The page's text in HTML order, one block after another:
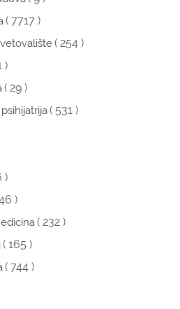
( 7717 )
( 254 )
)
( 29 )
( 531 )
)
)
( 232 )
( 165 )
( 744 )